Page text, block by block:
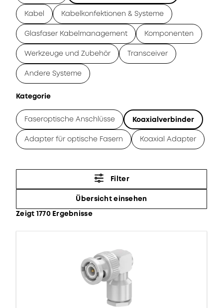
Kabel Kabelkonfektionen & Systeme
Glasfaser Kabelmanagement Komponenten
Werkzeuge und Zubehör Transceiver
Andere Systeme
Kategorie
Faseroptische Anschlüsse Koaxialverbinder
Adapter für optische Fasern Koaxial Adapter
Filter
Übersicht einsehen
Zeigt 1770 Ergebnisse